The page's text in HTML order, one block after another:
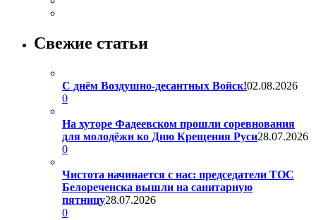
Свежие статьи
С днём Воздушно-десантных Войск!02.08.2026
0
На хуторе Фадеевском прошли соревнования
для молодёжи ко Дню Крещения Руси28.07.2026
0
Чистота начинается с нас: председатели ТОС
Белореченска вышли на санитарную
пятницу28.07.2026
0